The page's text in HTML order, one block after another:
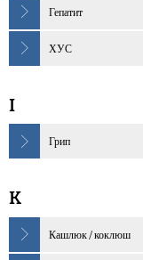
Гепатит
ХУС
I
Грип
K
Кашлюк / коклюш